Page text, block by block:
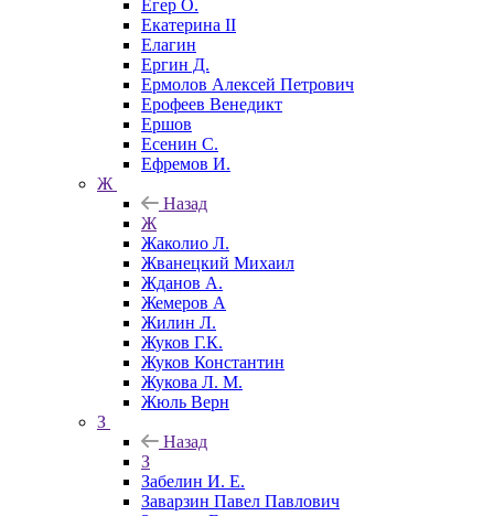
Егер О.
Екатерина II
Елагин
Ергин Д.
Ермолов Алексей Петрович
Ерофеев Венедикт
Ершов
Есенин С.
Ефремов И.
Ж
Назад
Ж
Жаколио Л.
Жванецкий Михаил
Жданов А.
Жемеров А
Жилин Л.
Жуков Г.К.
Жуков Константин
Жукова Л. М.
Жюль Верн
З
Назад
З
Забелин И. Е.
Заварзин Павел Павлович